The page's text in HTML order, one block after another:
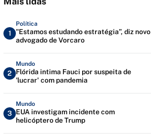
1
Política
"Estamos estudando estratégia”, diz novo
advogado de Vorcaro
2
Mundo
Flórida intima Fauci por suspeita de
'lucrar' com pandemia
3
Mundo
EUA investigam incidente com
helicóptero de Trump